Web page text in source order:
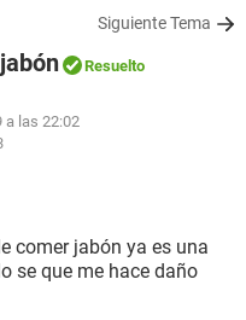
Siguiente Tema
Resuelto
a las 22:02
comer jabón ya es una
se que me hace daño